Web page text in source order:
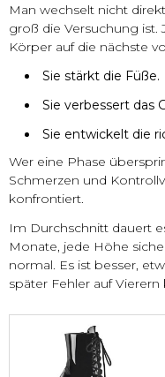
Man wechselt nicht
groß die Versuchung
Körper auf die nächste
Sie stärkt die Füße.
Sie verbessert das
Sie entwickelt die
Wer eine Phase
Schmerzen und
konfrontiert.
Im Durchschnitt dauert
Monate, jede Höhe
normal. Es ist besser,
später Fehler auf